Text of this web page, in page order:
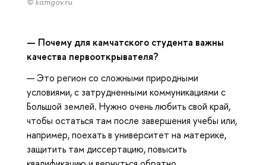
— Почему для камчатского студента важны
качества первооткрывателя?
— Это регион со сложными природными
условиями, с затрудненными коммуникациями с
Большой землей. Нужно очень любить свой край,
чтобы остаться там после завершения учебы или,
например, поехать в университет на материке,
защитить там диссертацию, повысить